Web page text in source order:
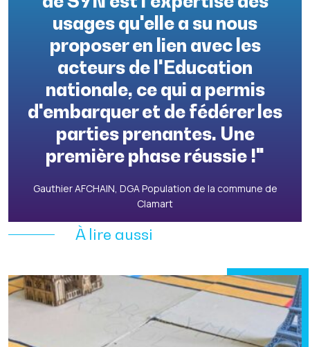
usages qu'elle a su nous
proposer en lien avec les
acteurs de l'Education
nationale, ce qui a permis
d'embarquer et de fédérer les
parties prenantes. Une
première phase réussie !"
Gauthier AFCHAIN, DGA Population de la commune de
Clamart
À lire aussi